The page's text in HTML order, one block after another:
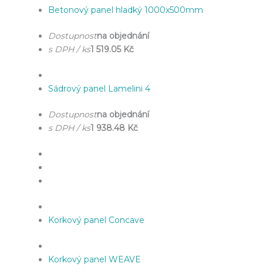
Betonový panel hladký 1000x500mm
Dostupnostna objednání
s DPH / ks1 519.05 Kč
Sádrový panel Lamelini 4
Dostupnostna objednání
s DPH / ks1 938.48 Kč
Korkový panel Concave
Korkový panel WEAVE